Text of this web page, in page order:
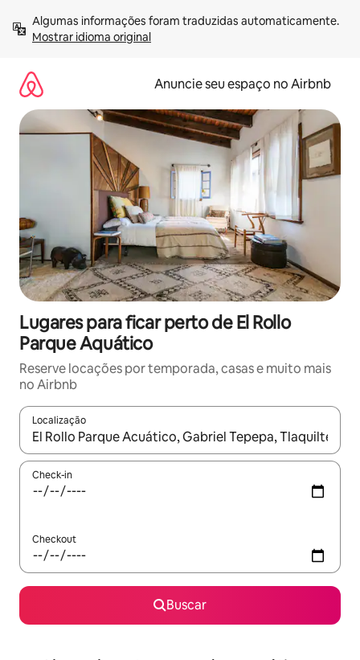
para
Mostrar idioma original
Anuncie seu espaço no Airbnb
Lugares para ficar perto de El Rollo
Parque Aquático
Reserve locações por temporada, casas e muito mais
no Airbnb
Localização
Quando os resultados estiverem disponíveis, explore-os
Check-in
Checkout
Buscar